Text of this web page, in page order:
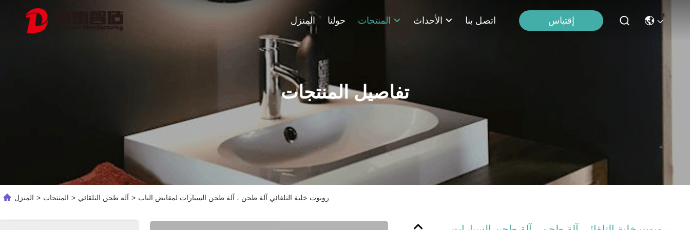
المنزل حولنا المنتجات الأحداث اتصل بنا إقتباس
تفاصيل المنتجات
المنزل > المنتجات > آلة طحن التلقائي > روبوت خلية التلقائي آلة طحن ، آلة طحن السيارات لمقابض الباب